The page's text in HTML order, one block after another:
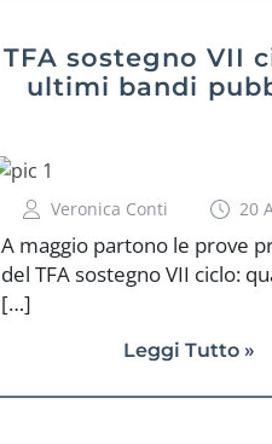
TFA sostegno VII
ultimi bandi
Veronica Conti 20
A maggio partono le prove
del TFA sostegno VII ciclo:
[…]
Leggi Tutto »